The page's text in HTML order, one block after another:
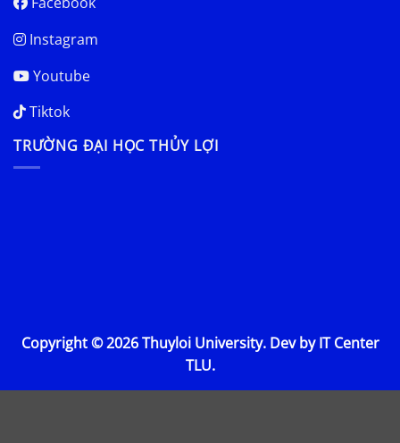
Instagram
Youtube
Tiktok
TRƯỜNG ĐẠI HỌC THỦY LỢI
Copyright © 2026 Thuyloi University. Dev by IT Center
TLU.